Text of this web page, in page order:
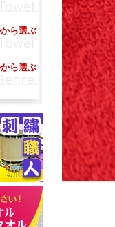
ら選ぶ
ら選ぶ